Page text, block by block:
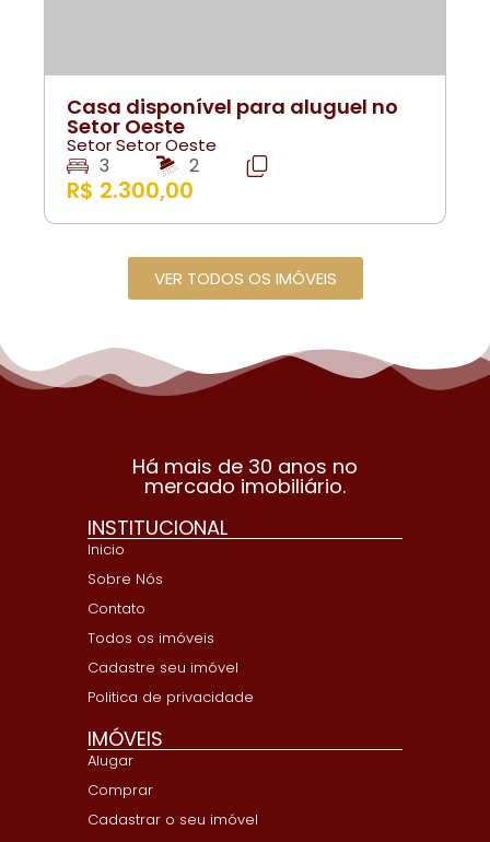
Casa disponível para aluguel no
Setor Oeste
Setor Setor Oeste
3 2
R$ 2.300,00
VER TODOS OS IMÓVEIS
Há mais de 30 anos no
mercado imobiliário.
INSTITUCIONAL
Inicio
Sobre Nós
Contato
Todos os imóveis
Cadastre seu imóvel
Politica de privacidade
IMÓVEIS
Alugar
Comprar
Cadastrar o seu imóvel